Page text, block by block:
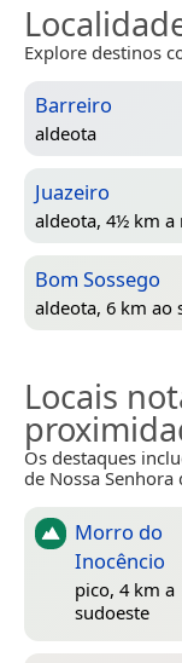
Explore destinos
Barreiro
aldeota
Juazeiro
aldeota, 4½ km a
Bom Sossego
aldeota, 6 km ao
Locais
Os destaques
de Nossa Senhora
Morro do
Inocêncio
pico, 4 km a
sudoeste